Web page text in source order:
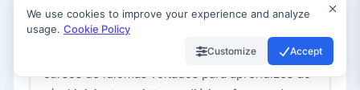
móveis (e web) por meio de lições em
pequenos blocos que se encaixam em agendas
ocupadas. O aplicativo cobre dezenas de
cursos de idiomas voltados para aprendizes do
We use cookies to improve your experience and analyze
usage. Cookie Policy
Customize Accept